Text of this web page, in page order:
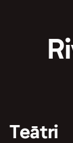
Teātri